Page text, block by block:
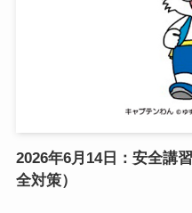
2026年6月14日：安全講
全対策）